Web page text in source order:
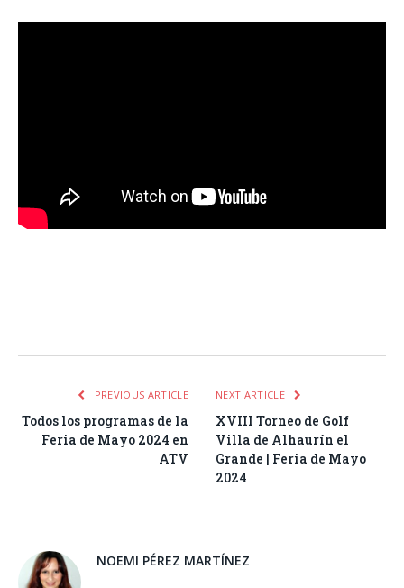
PREVIOUS ARTICLE
Todos los programas de la
Feria de Mayo 2024 en
ATV
NEXT ARTICLE
XVIII Torneo de Golf
Villa de Alhaurín el
Grande | Feria de Mayo
2024
NOEMI PÉREZ MARTÍNEZ